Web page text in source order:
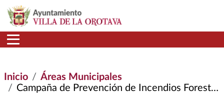
Pasar al contenido principal
Inicio
Áreas Municipales
Campaña de Prevención de Incendios Forestales: VÍDEOS